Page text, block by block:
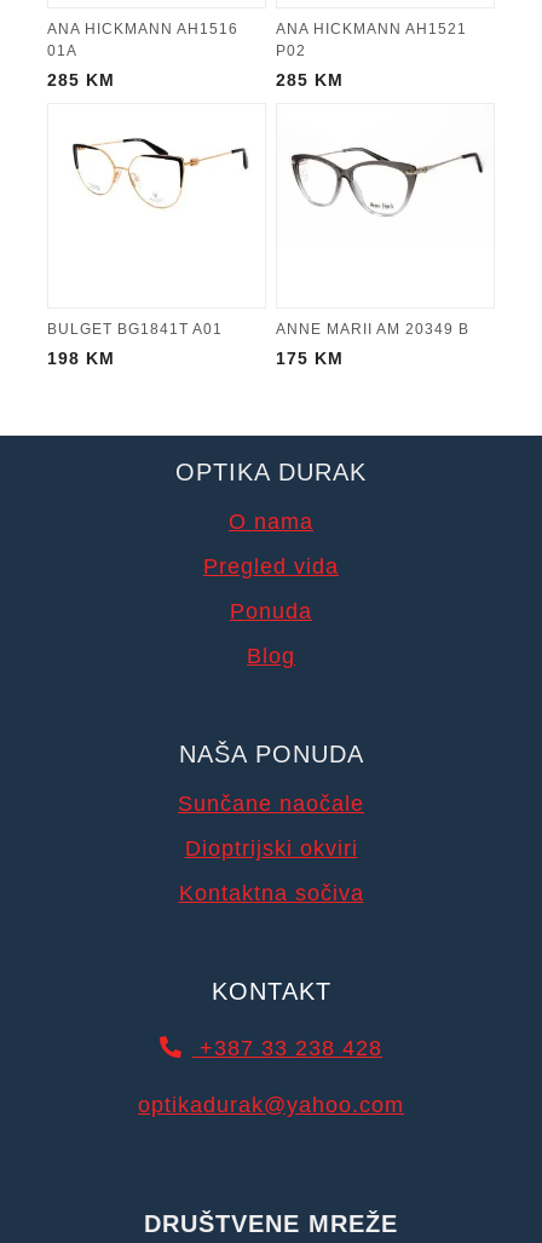
ANA HICKMANN AH1516
01A
285 KM
ANA HICKMANN AH1521
P02
285 KM
BULGET BG1841T A01
198 KM
ANNE MARII AM 20349 B
175 KM
OPTIKA DURAK
O nama
Pregled vida
Ponuda
Blog
NAŠA PONUDA
Sunčane naočale
Dioptrijski okviri
Kontaktna sočiva
KONTAKT
+387 33 238 428
optikadurak@yahoo.com
DRUŠTVENE MREŽE